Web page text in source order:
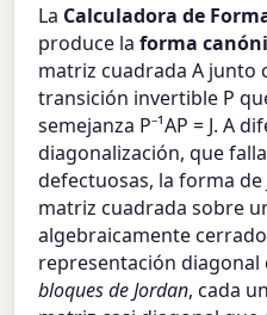
La Calculadora de
produce laforma
matriz cuadrada A junto
transición invertible P
semejanza P⁻¹AP = J. A
diagonalización, que
defectuosas, la forma
matriz cuadrada sobre
algebraicamente
representación diagonal
bloques de Jordan, cada